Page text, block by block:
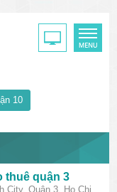
10
thuê quận 3
City, Quận 3, Ho Chi